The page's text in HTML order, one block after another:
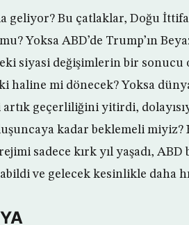
geliyor? Bu çatlaklar, Doğu
Yoksa ABD’de Trump’ın
siyasi değişimlerin bir
haline mi dönecek? Yoksa
artık geçerliliğini yitirdi,
kadar beklemeli miyiz?
sadece kırk yıl yaşadı,
ve gelecek kesinlikle daha